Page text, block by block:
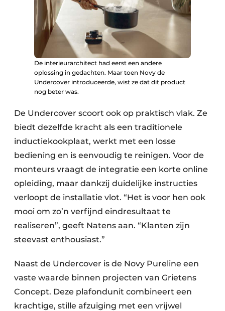
De interieurarchitect had eerst een andere
oplossing in gedachten. Maar toen Novy de
Undercover introduceerde, wist ze dat dit product
nog beter was.
De Undercover scoort ook op praktisch vlak. Ze
biedt dezelfde kracht als een traditionele
inductiekookplaat, werkt met een losse
bediening en is eenvoudig te reinigen. Voor de
monteurs vraagt de integratie een korte online
opleiding, maar dankzij duidelijke instructies
verloopt de installatie vlot. “Het is voor hen ook
mooi om zo’n verfijnd eindresultaat te
realiseren”, geeft Natens aan. “Klanten zijn
steevast enthousiast.”
Naast de Undercover is de Novy Pureline een
vaste waarde binnen projecten van Grietens
Concept. Deze plafondunit combineert een
krachtige, stille afzuiging met een vrijwel